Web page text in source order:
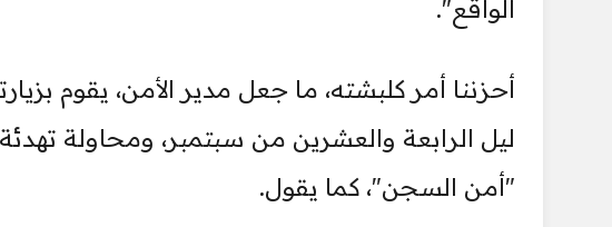
الواقع".
أحزننا أمر كلبشته، ما جعل مدير الأمن، يقوم
ليل الرابعة والعشرين من سبتمبر، ومحاولة
"أمن السجن"، كما يقول.